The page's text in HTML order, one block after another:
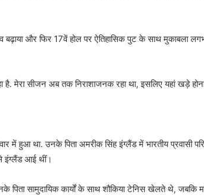
बढ़ाया और फिर 17वें होल पर ऐतिहासिक पुट के साथ मुकाबला
मेरा सीजन अब तक निराशाजनक रहा था, इसलिए यहां खड़े
में हुआ था. उनके पिता अमरीक सिंह इंग्लैंड में भारतीय प्रवासी
इंग्लैंड आई थीं।
सामुदायिक कार्यों के साथ शौकिया टेनिस खेलते थे, जबकि